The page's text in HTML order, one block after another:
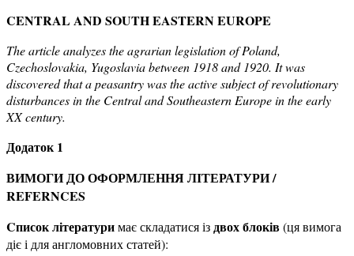
CENTRAL AND SOUTH EASTERN EUROPE
The article analyzes the agrarian legislation of Poland,
Czechoslovakia, Yugoslavia between 1918 and 1920. It was
discovered that a peasantry was the active subject ofrevolutionary
disturbances in the Central and Southeastern Europe in the early
XX century.
Додаток 1
ВИМОГИ ДО ОФОРМЛЕННЯ ЛІТЕРАТУРИ /
REFERNCES
Cписок літературимає складатися іздвох блоків(ця вимога
діє і для англомовних статей):